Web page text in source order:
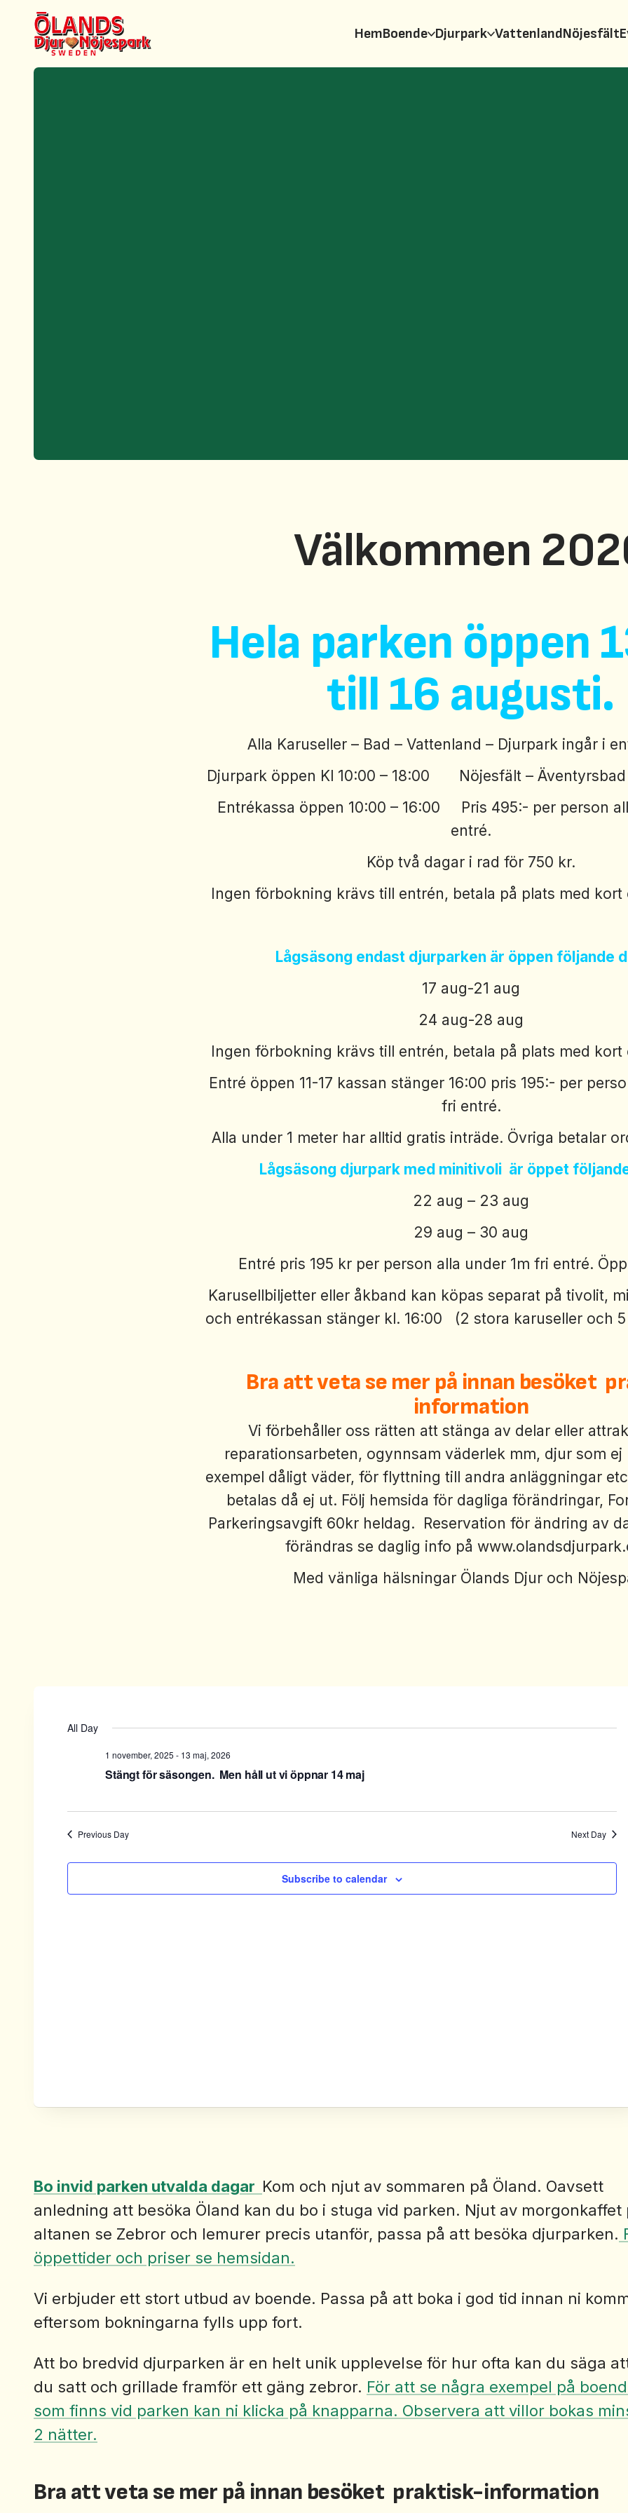
HemBoende Djurpark VattenlandNöjesfält
Välkommen
Hela parken öppen
till 16 augusti.
Alla Karuseller – Bad – Vattenland – Djurpark ingår i
Djurpark öppen Kl 10:00 – 18:00 Nöjesfält – Äventyrsbad
Entrékassa öppen 10:00 – 16:00 Pris 495:- per person
entré.
Köp två dagar i rad för 750 kr.
Ingen förbokning krävs till entrén, betala på plats med kort
Lågsäsong endast djurparken är öppen följande
17 aug-21 aug
24 aug-28 aug
Ingen förbokning krävs till entrén, betala på plats med kort
Entré öppen 11-17 kassan stänger 16:00 pris 195:- per
fri entré.
Alla under 1 meter har alltid gratis inträde. Övriga betalar
Lågsäsong djurpark med minitivoli är öppet
22 aug – 23 aug
29 aug – 30 aug
Entré pris 195 kr per person alla under 1m fri entré.
Karusellbiljetter eller åkband kan köpas separat på tivolit,
och entrékassan stänger kl. 16:00 (2 stora karuseller och
Bra att veta se mer på innan besöket
information
Vi förbehåller oss rätten att stänga av delar eller
reparationsarbeten, ogynnsam väderlek mm, djur som ej
exempel dåligt väder, för flyttning till andra anläggningar
betalas då ej ut. Följ hemsida för dagliga förändringar,
Parkeringsavgift 60kr heldag. Reservation för ändring av
förändras se daglig info på
Med vänliga hälsningar Ölands Djur och
All Day
1 november, 2025 - 13 maj, 2026
Stängt för säsongen. Men håll ut vi öppnar 14 maj
Previous Day Next Day
Subscribe to calendar
Bo invid parken utvalda dagar Kom och njut av sommaren på Öland. Oavsett
anledning att besöka Öland kan du bo i stuga vid parken. Njut av morgonkaffet
altanen se Zebror och lemurer precis utanför, passa på att besöka djurparken.
öppettider och priser se hemsidan.
Vi erbjuder ett stort utbud av boende. Passa på att boka i god tid innan ni
eftersom bokningarna fylls upp fort.
Att bo bredvid djurparken är en helt unik upplevelse för hur ofta kan du säga
du satt och grillade framför ett gäng zebror. För att se några exempel på
som finns vid parken kan ni klicka på knapparna. Observera att villor bokas
2 nätter.
Bra att veta se mer på innan besöket praktisk-information